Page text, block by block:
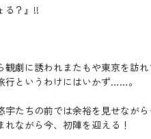
る？』!!
劇に誘われまたもや東京を訪
というわけにはいかず……。
たちの前では余裕を見せなが
ながら今、初陣を迎える！